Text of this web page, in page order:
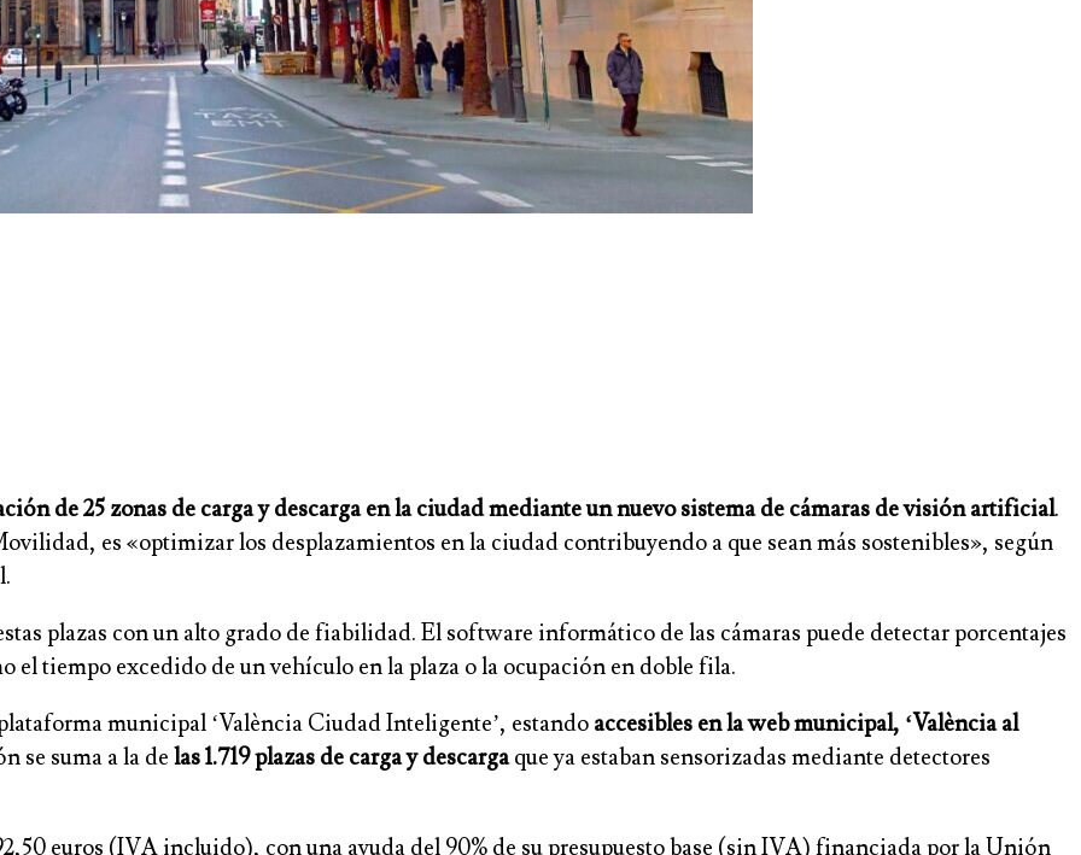
de 25 zonas de carga y descarga en la ciudad mediante un nuevo sistema de cámaras de visión artificial.
es «optimizar los desplazamientos en la ciudad contribuyendo a que sean más sostenibles», según
plazas con un alto grado de fiabilidad. El software informático de las cámaras puede detectar porcentajes
el tiempo excedido de un vehículo en la plaza o la ocupación en doble fila.
municipal ‘València Ciudad Inteligente’, estando accesibles en la web municipal, ‘València al
se suma a la de las 1.719 plazas de carga y descargaque ya estaban sensorizadas mediante detectores
euros (IVA incluido), con una ayuda del 90% de su presupuesto base (sin IVA) financiada por la Unión